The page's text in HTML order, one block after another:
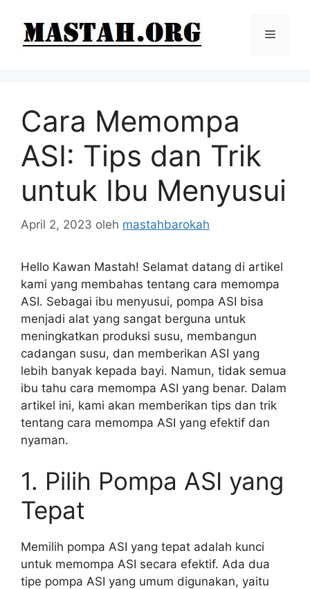
Menu
Cara Memompa
ASI: Tips dan Trik
untuk Ibu Menyusui
April 2, 2023 oleh mastahbarokah
Hello Kawan Mastah! Selamat datang di artikel
kami yang membahas tentang cara memompa
ASI. Sebagai ibu menyusui, pompa ASI bisa
menjadi alat yang sangat berguna untuk
meningkatkan produksi susu, membangun
cadangan susu, dan memberikan ASI yang
lebih banyak kepada bayi. Namun, tidak semua
ibu tahu cara memompa ASI yang benar. Dalam
artikel ini, kami akan memberikan tips dan trik
tentang cara memompa ASI yang efektif dan
nyaman.
1. Pilih Pompa ASI yang
Tepat
Memilih pompa ASI yang tepat adalah kunci
untuk memompa ASI secara efektif. Ada dua
tipe pompa ASI yang umum digunakan, yaitu